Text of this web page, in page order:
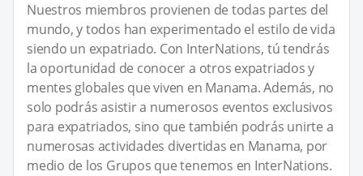
Nuestros miembros provienen de todas partes del
mundo, y todos han experimentado el estilo de vida
siendo un expatriado. Con InterNations, tú tendrás
la oportunidad de conocer a otros expatriados y
mentes globales que viven en Manama. Además, no
solo podrás asistir a numerosos eventos exclusivos
para expatriados, sino que también podrás unirte a
numerosas actividades divertidas en Manama, por
medio de los Grupos que tenemos en InterNations.